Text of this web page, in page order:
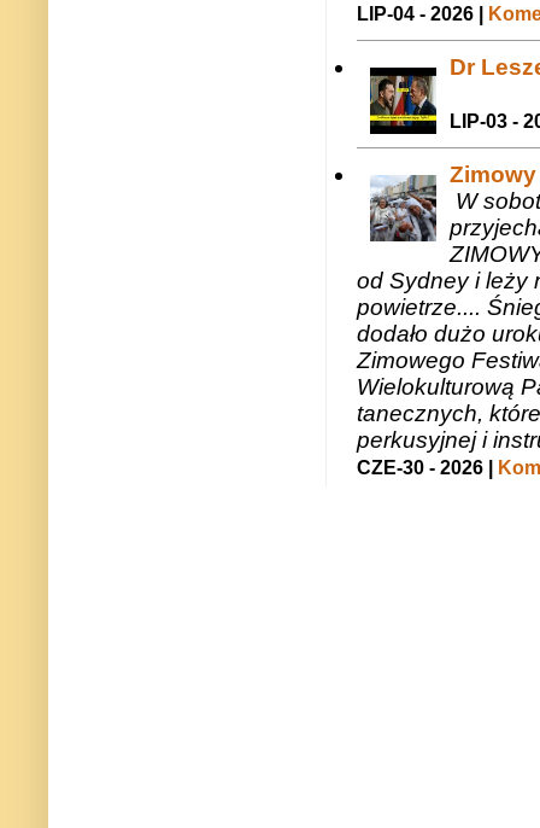
LIP-04 - 2026 |
Dr
LIP-03 -
W
od Sydney i leży
powietrze....
dodało dużo
Zimowego
Wielokulturową
tanecznych,
perkusyjnej i
CZE-30 - 2026 |